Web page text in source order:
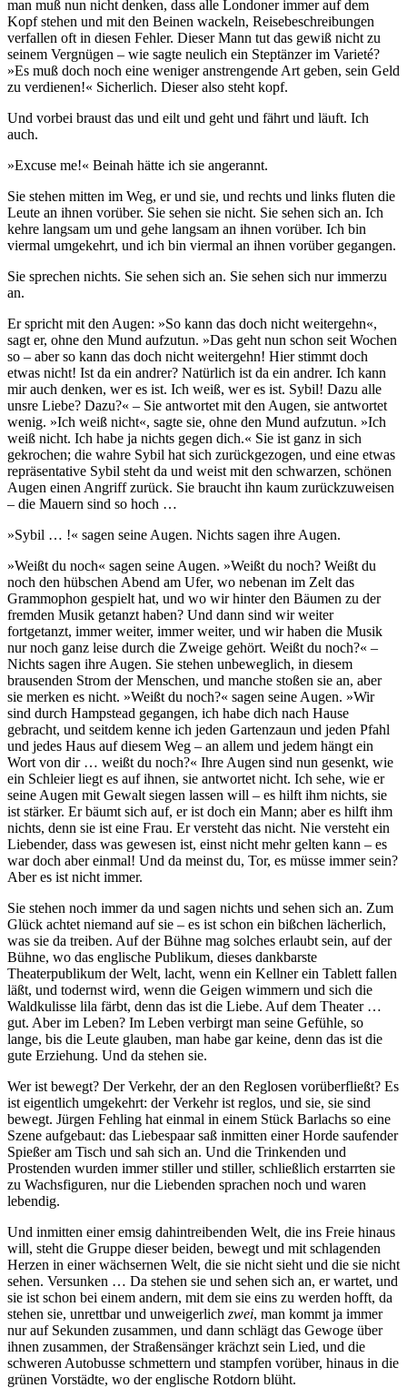
man muß nun nicht denken, dass alle Londoner immer auf dem
Kopf stehen und mit den Beinen wackeln, Reisebeschreibungen
verfallen oft in diesen Fehler. Dieser Mann tut das gewiß nicht zu
seinem Vergnügen – wie sagte neulich ein Steptänzer im Varieté?
»Es muß doch noch eine weniger anstrengende Art geben, sein Geld
zu verdienen!« Sicherlich. Dieser also steht kopf.
Und vorbei braust das und eilt und geht und fährt und läuft. Ich
auch.
»Excuse me!« Beinah hätte ich sie angerannt.
Sie stehen mitten im Weg, er und sie, und rechts und links fluten die
Leute an ihnen vorüber. Sie sehen sie nicht. Sie sehen sich an. Ich
kehre langsam um und gehe langsam an ihnen vorüber. Ich bin
viermal umgekehrt, und ich bin viermal an ihnen vorüber gegangen.
Sie sprechen nichts. Sie sehen sich an. Sie sehen sich nur immerzu
an.
Er spricht mit den Augen: »So kann das doch nicht weitergehn«,
sagt er, ohne den Mund aufzutun. »Das geht nun schon seit Wochen
so – aber so kann das doch nicht weitergehn! Hier stimmt doch
etwas nicht! Ist da ein andrer? Natürlich ist da ein andrer. Ich kann
mir auch denken, wer es ist. Ich weiß, wer es ist. Sybil! Dazu alle
unsre Liebe? Dazu?« – Sie antwortet mit den Augen, sie antwortet
wenig. »Ich weiß nicht«, sagte sie, ohne den Mund aufzutun. »Ich
weiß nicht. Ich habe ja nichts gegen dich.« Sie ist ganz in sich
gekrochen; die wahre Sybil hat sich zurückgezogen, und eine etwas
repräsentative Sybil steht da und weist mit den schwarzen, schönen
Augen einen Angriff zurück. Sie braucht ihn kaum zurückzuweisen
– die Mauern sind so hoch …
»Sybil … !« sagen seine Augen. Nichts sagen ihre Augen.
»Weißt du noch« sagen seine Augen. »Weißt du noch? Weißt du
noch den hübschen Abend am Ufer, wo nebenan im Zelt das
Grammophon gespielt hat, und wo wir hinter den Bäumen zu der
fremden Musik getanzt haben? Und dann sind wir weiter
fortgetanzt, immer weiter, immer weiter, und wir haben die Musik
nur noch ganz leise durch die Zweige gehört. Weißt du noch?« –
Nichts sagen ihre Augen. Sie stehen unbeweglich, in diesem
brausenden Strom der Menschen, und manche stoßen sie an, aber
sie merken es nicht. »Weißt du noch?« sagen seine Augen. »Wir
sind durch Hampstead gegangen, ich habe dich nach Hause
gebracht, und seitdem kenne ich jeden Gartenzaun und jeden Pfahl
und jedes Haus auf diesem Weg – an allem und jedem hängt ein
Wort von dir … weißt du noch?« Ihre Augen sind nun gesenkt, wie
ein Schleier liegt es auf ihnen, sie antwortet nicht. Ich sehe, wie er
seine Augen mit Gewalt siegen lassen will – es hilft ihm nichts, sie
ist stärker. Er bäumt sich auf, er ist doch ein Mann; aber es hilft ihm
nichts, denn sie ist eine Frau. Er versteht das nicht. Nie versteht ein
Liebender, dass was gewesen ist, einst nicht mehr gelten kann – es
war doch aber einmal! Und da meinst du, Tor, es müsse immer sein?
Aber es ist nicht immer.
Sie stehen noch immer da und sagen nichts und sehen sich an. Zum
Glück achtet niemand auf sie – es ist schon ein bißchen lächerlich,
was sie da treiben. Auf der Bühne mag solches erlaubt sein, auf der
Bühne, wo das englische Publikum, dieses dankbarste
Theaterpublikum der Welt, lacht, wenn ein Kellner ein Tablett fallen
läßt, und todernst wird, wenn die Geigen wimmern und sich die
Waldkulisse lila färbt, denn das ist die Liebe. Auf dem Theater …
gut. Aber im Leben? Im Leben verbirgt man seine Gefühle, so
lange, bis die Leute glauben, man habe gar keine, denn das ist die
gute Erziehung. Und da stehen sie.
Wer ist bewegt? Der Verkehr, der an den Reglosen vorüberfließt? Es
ist eigentlich umgekehrt: der Verkehr ist reglos, und sie, sie sind
bewegt. Jürgen Fehling hat einmal in einem Stück Barlachs so eine
Szene aufgebaut: das Liebespaar saß inmitten einer Horde saufender
Spießer am Tisch und sah sich an. Und die Trinkenden und
Prostenden wurden immer stiller und stiller, schließlich erstarrten sie
zu Wachsfiguren, nur die Liebenden sprachen noch und waren
lebendig.
Und inmitten einer emsig dahintreibenden Welt, die ins Freie hinaus
will, steht die Gruppe dieser beiden, bewegt und mit schlagenden
Herzen in einer wächsernen Welt, die sie nicht sieht und die sie nicht
sehen. Versunken … Da stehen sie und sehen sich an, er wartet, und
sie ist schon bei einem andern, mit dem sie eins zu werden hofft, da
stehen sie, unrettbar und unweigerlich zwei, man kommt ja immer
nur auf Sekunden zusammen, und dann schlägt das Gewoge über
ihnen zusammen, der Straßensänger krächzt sein Lied, und die
schweren Autobusse schmettern und stampfen vorüber, hinaus in die
grünen Vorstädte, wo der englische Rotdorn blüht.